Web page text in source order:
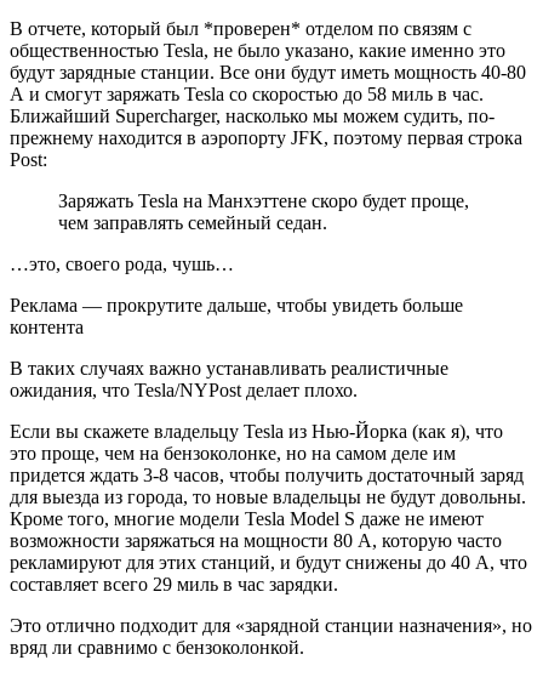
В отчете, который был *проверен* отделом по связям с
общественностью Tesla, не было указано, какие именно это
будут зарядные станции. Все они будут иметь мощность 40-80
А и смогут заряжать Tesla со скоростью до 58 миль в час.
Ближайший Supercharger, насколько мы можем судить, по-
прежнему находится в аэропорту JFK, поэтому первая строка
Post:
Заряжать Tesla на Манхэттене скоро будет проще,
чем заправлять семейный седан.
…это, своего рода, чушь…
Реклама — прокрутите дальше, чтобы увидеть больше
контента
В таких случаях важно устанавливать реалистичные
ожидания, что Tesla/NYPost делает плохо.
Если вы скажете владельцу Tesla из Нью-Йорка (как я), что
это проще, чем на бензоколонке, но на самом деле им
придется ждать 3-8 часов, чтобы получить достаточный заряд
для выезда из города, то новые владельцы не будут довольны.
Кроме того, многие модели Tesla Model S даже не имеют
возможности заряжаться на мощности 80 А, которую часто
рекламируют для этих станций, и будут снижены до 40 А, что
составляет всего 29 миль в час зарядки.
Это отлично подходит для «зарядной станции назначения», но
вряд ли сравнимо с бензоколонкой.